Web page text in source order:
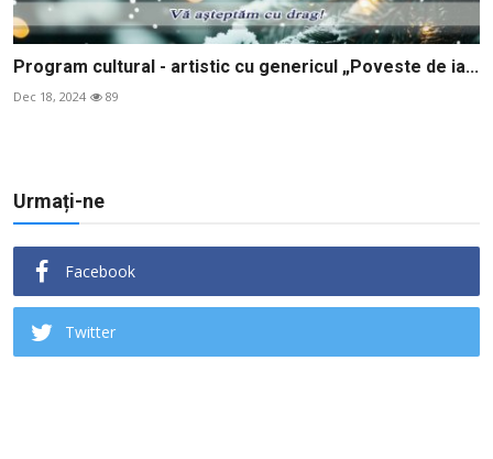
Program cultural - artistic cu genericul „Poveste de ia...
Dec 18, 2024 89
Urmați-ne
Facebook
Twitter